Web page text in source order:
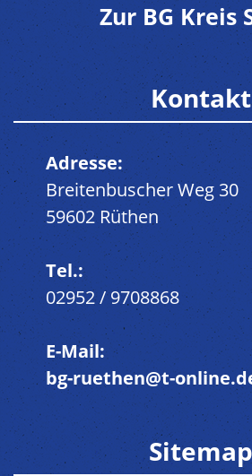
Zur BG Kreis
Kontakt
Adresse:
Breitenbuscher Weg 30
59602 Rüthen
Tel.:
02952 / 9708868
E-Mail:
bg-ruethen@t-
Sitemap